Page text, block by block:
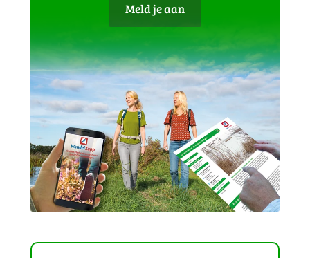
Meld je aan